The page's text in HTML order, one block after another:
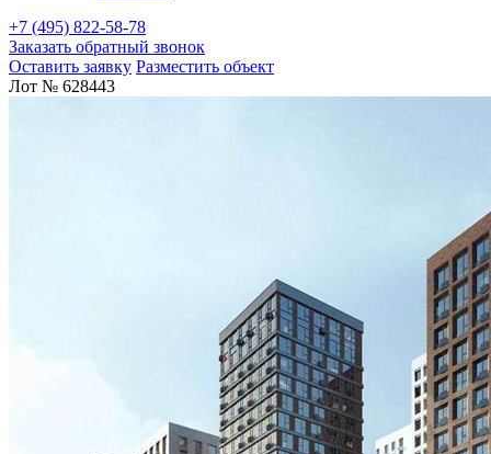
+7 (495) 822-58-78
Заказать обратный звонок
Оставить заявку Разместить объект
Лот № 628443